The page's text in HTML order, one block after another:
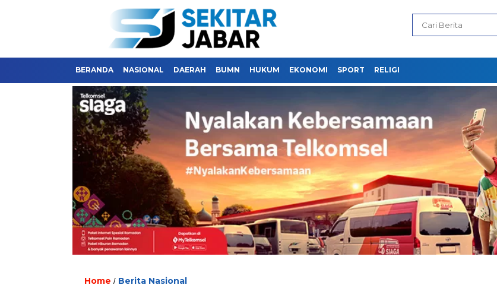
BERANDA NASIONAL DAERAH BUMN HUKUM EKONOMI SPORT RELIGI
Home / Berita Nasional